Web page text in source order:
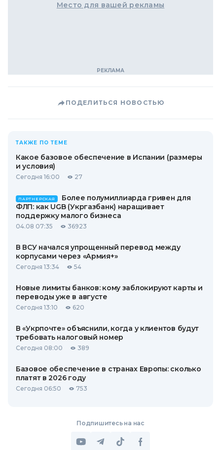
Место для вашей рекламы
ПОДЕЛИТЬСЯ НОВОСТЬЮ
ТАКЖЕ ПО ТЕМЕ
Какое базовое обеспечение в Испании (размеры
и условия)
Сегодня 16:00 27
ПАРТНЕРСКАЯ
Более полумиллиарда гривен для
ФЛП: как UGB (Укргазбанк) наращивает
поддержку малого бизнеса
04.08 07:35 36923
В ВСУ начался упрощенный перевод между
корпусами через «Армия+»
Сегодня 13:34 54
Новые лимиты банков: кому заблокируют карты и
переводы уже в августе
Сегодня 13:10 620
В «Укрпочте» объяснили, когда у клиентов будут
требовать налоговый номер
Сегодня 08:00 389
Базовое обеспечение в странах Европы: сколько
платят в 2026 году
Сегодня 06:50 753
Подпишитесь на нас